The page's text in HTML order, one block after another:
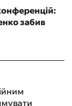
забив